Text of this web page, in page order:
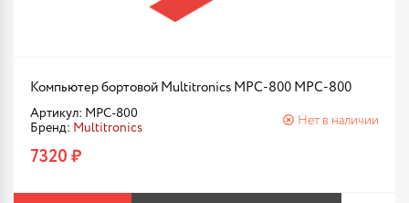
Компьютер бортовой Multitronics MPC-800 MPC-800
Артикул: MPC-800
Бренд: Multitronics
Нет в наличии
7320 ₽